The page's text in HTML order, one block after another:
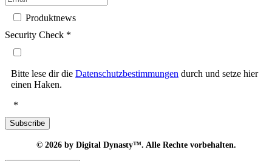
Produktnews
Security Check *
Bitte lese dir die Datenschutzbestimmungen durch und setze hier
einen Haken.
*
Subscribe
© 2026 by Digital Dynasty™. Alle Rechte vorbehalten.